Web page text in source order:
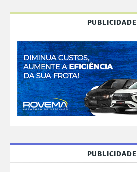
PUBLICIDADE
PUBLICIDADE